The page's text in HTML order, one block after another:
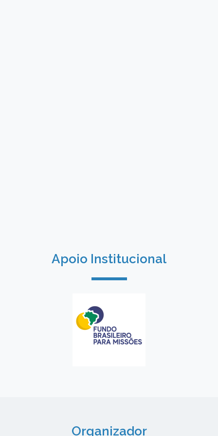
Apoio Institucional
Organizador